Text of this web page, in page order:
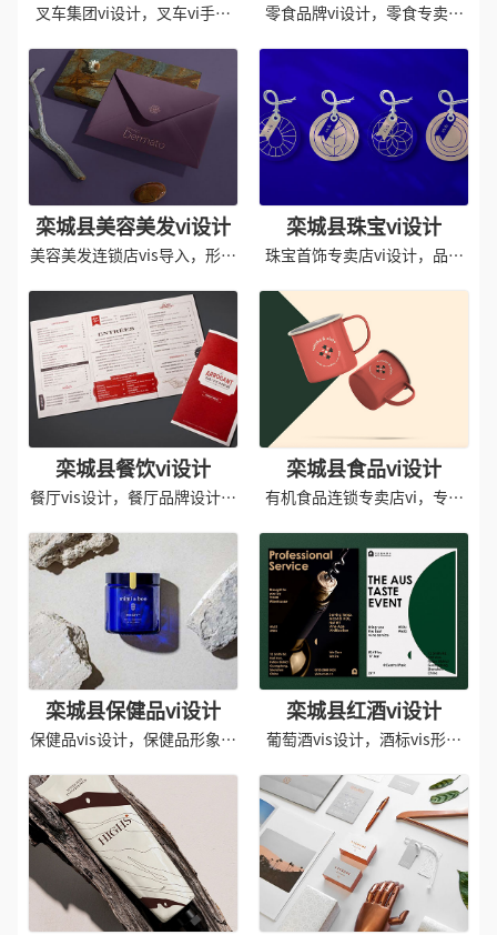
叉车集团vi设计，叉车vi手册
零食品牌vi设计，零食专卖店
栾城县美容美发vi设计
美容美发连锁店vis导入，形象
栾城县珠宝vi设计
珠宝首饰专卖店vi设计，品牌
栾城县餐饮vi设计
餐厅vis设计，餐厅品牌设计设
栾城县食品vi设计
有机食品连锁专卖店vi，专卖
栾城县保健品vi设计
保健品vis设计，保健品形象导
栾城县红酒vi设计
葡萄酒vis设计，酒标vis形象